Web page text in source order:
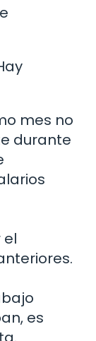
mes no
durante
el
es